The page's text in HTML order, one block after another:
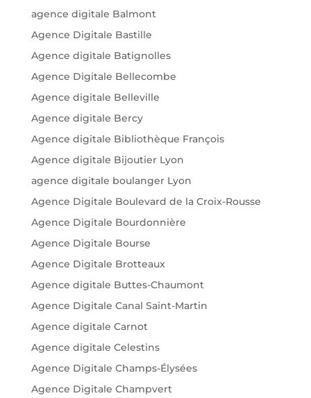
agence digitale Balmont
Agence Digitale Bastille
Agence digitale Batignolles
Agence Digitale Bellecombe
Agence digitale Belleville
Agence digitale Bercy
Agence digitale Bibliothèque François
Agence digitale Bijoutier Lyon
agence digitale boulanger Lyon
Agence Digitale Boulevard de la Croix-Rousse
Agence Digitale Bourdonnière
Agence Digitale Bourse
Agence Digitale Brotteaux
Agence digitale Buttes-Chaumont
Agence Digitale Canal Saint-Martin
Agence digitale Carnot
Agence digitale Celestins
Agence Digitale Champs-Élysées
Agence Digitale Champvert